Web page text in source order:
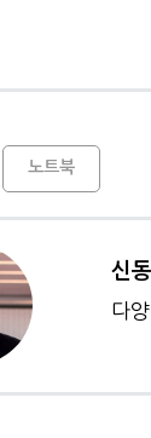
노트북
신
다